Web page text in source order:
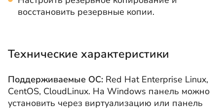
восстановить резервные копии.
Технические характеристики
Поддерживаемые ОС: Red Hat Enterprise Linux,
СentOS, CloudLinux. На Windows панель можно
установить через виртуализацию или панель